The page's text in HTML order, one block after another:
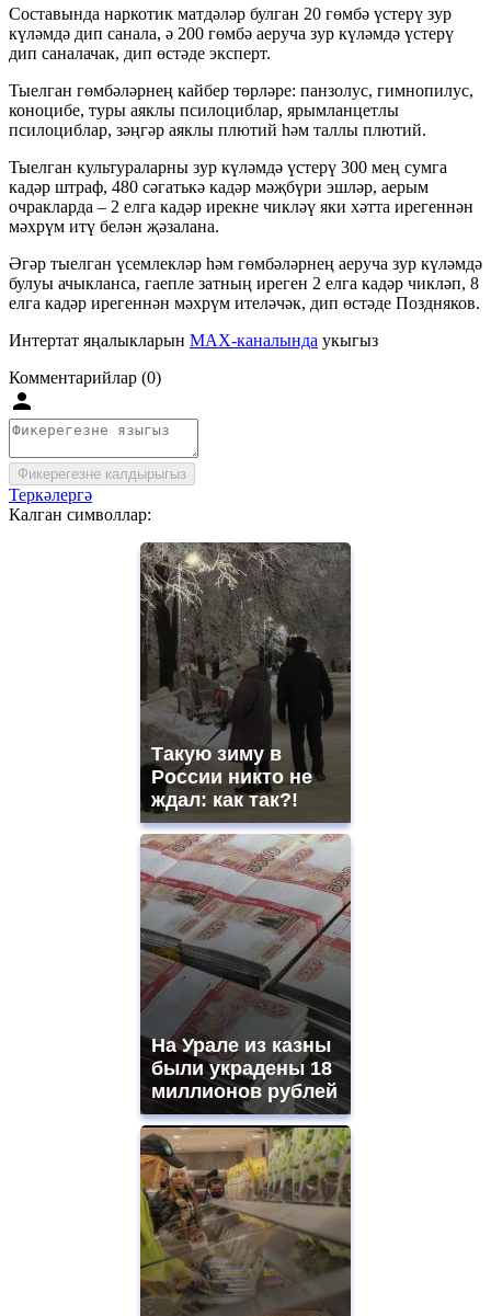
Составында наркотик матдәләр булган 20 гөмбә үстерү зур
күләмдә дип санала, ә 200 гөмбә аеруча зур күләмдә үстерү
дип саналачак, дип өстәде эксперт.
Тыелган гөмбәләрнең кайбер төрләре: панзолус, гимнопилус,
коноцибе, туры аяклы псилоциблар, ярымланцетлы
псилоциблар, зәңгәр аяклы плютий һәм таллы плютий.
Тыелган культураларны зур күләмдә үстерү 300 мең сумга
кадәр штраф, 480 сәгатькә кадәр мәҗбүри эшләр, аерым
очракларда – 2 елга кадәр ирекне чикләү яки хәтта ирегеннән
мәхрүм итү белән җәзалана.
Әгәр тыелган үсемлекләр һәм гөмбәләрнең аеруча зур күләмдә
булуы ачыкланса, гаепле затның иреген 2 елга кадәр чикләп, 8
елга кадәр ирегеннән мәхрүм ителәчәк, дип өстәде Поздняков.
Интертат яңалыкларын MAX-каналында укыгыз
Комментарийлар (0)
Фикерегезне калдырыгыз
Теркәлергә
Калган символлар:
Такую зиму в
России никто не
ждал: как так?!
На Урале из казны
были украдены 18
миллионов рублей